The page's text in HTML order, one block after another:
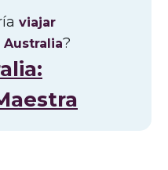
viajar
Australia?